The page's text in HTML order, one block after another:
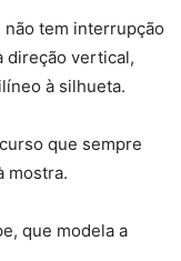
não tem interrupção
direção vertical,
à silhueta.
que sempre
mostra.
que modela a